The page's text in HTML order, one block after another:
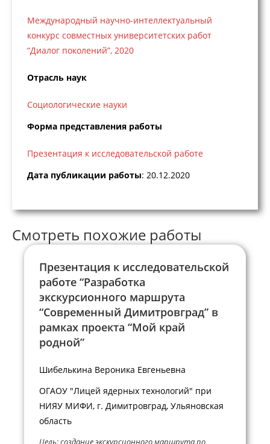
Международный научно-интеллектуальный
конкурс совместных университетских работ
“Диалог поколений”, 2020
Отрасль наук
Социологические науки
Форма представления работы
Презентация к исследовательской работе
Дата публикации работы: 20.12.2020
Смотреть похожие работы
Презентация к исследовательской
работе “Разработка
экскурсионного маршрута
“Современный Димитровград” в
рамках проекта “Мой край
родной”
Шибелькина Вероника Евгеньевна
ОГАОУ "Лицей ядерных технологий" при
НИЯУ МИФИ, г. Димитровград, Ульяновская
область
Цель: создание экскурсионного маршрута по